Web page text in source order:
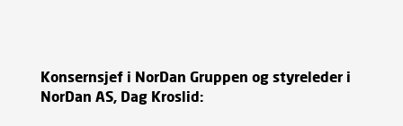
Konsernsjef i NorDan Gruppen og styreleder i
NorDan AS, Dag Kroslid: